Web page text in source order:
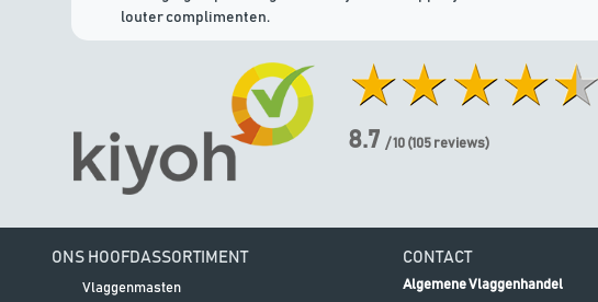
louter complimenten.
8.7/ 10 (105 reviews)
ONS HOOFDASSORTIMENT
Vlaggenmasten
CONTACT
Algemene Vlaggenhandel